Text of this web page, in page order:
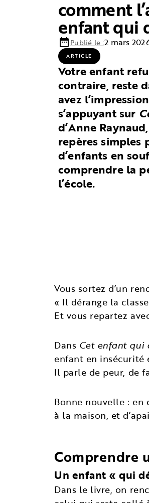
comment
enfant qui
date_rangePublié le :2 mars
ARTICLE
Votre enfant
contraire, reste
avez
s’appuyant sur
d’Anne
repères simples
d’enfants en
comprendre la
l’école.
Vous sortez d’un
« Il dérange la
Et vous repartez
Dans Cet enfant qui
enfant en insécurité
Il parle de peur, de
Bonne nouvelle : en
à la maison, et
Comprendre
Un enfant « qui
Dans le livre, on